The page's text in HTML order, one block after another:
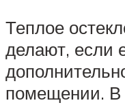
Теплое
делают, если
помещении. В